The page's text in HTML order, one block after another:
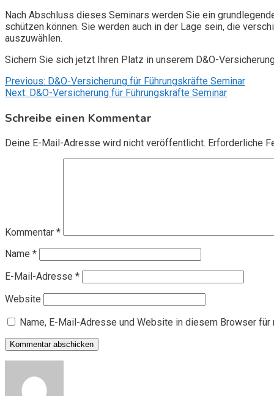
Nach Abschluss dieses Seminars werden Sie ein
schützen können. Sie werden auch in der Lage sein, die
auszuwählen.
Sichern Sie sich jetzt Ihren Platz in unserem D&O-
Beitragsnavigation
Previous: D&O-Versicherung für Führungskräfte Seminar
Next: D&O-Versicherung für Führungskräfte Seminar
Schreibe einen Kommentar
Deine E-Mail-Adresse wird nicht veröffentlicht. Erforderliche
Kommentar *
Name *
E-Mail-Adresse *
Website
Name, E-Mail-Adresse und Website in diesem Browser